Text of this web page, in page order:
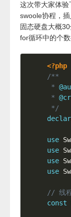
这次带大家体
swoole协程，
固态硬盘大概
for循环中的个
<?php
/**
*
*
*/
use
use
use
use
// 线
const